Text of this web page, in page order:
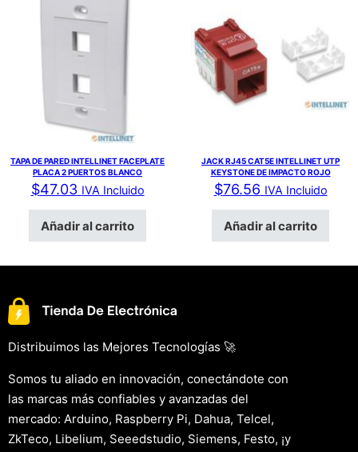
TAPA DE PARED INTELLINET FACEPLATE
PLACA 2 PUERTOS BLANCO
$47.03 IVA Incluido
Añadir al carrito
JACK RJ45 CAT5E INTELLINET UTP
KEYSTONE DE IMPACTO ROJO
$76.56 IVA Incluido
Añadir al carrito
Distribuimos las Mejores Tecnologías 🚀
Somos tu aliado en innovación, conectándote con
las marcas más confiables y avanzadas del
mercado: Arduino, Raspberry Pi, Dahua, Telcel,
ZkTeco, Libelium, Seeedstudio, Siemens, Festo, ¡y